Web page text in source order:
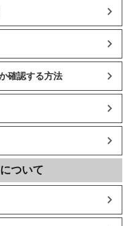
確認する方法
ついて